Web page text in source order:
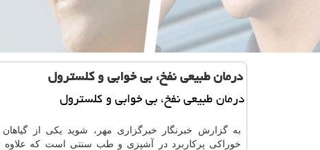
درمان طبیعی نفخ، بی خوابی و کلسترول
درمان طبیعی نفخ، بی خوابی و کلسترول
به گزارش خبرنگار خبرگزاری مهر، شوید یکی از گیاهان
خوراکی پرکاربرد در آشپزی و طب سنتی است که علاوه